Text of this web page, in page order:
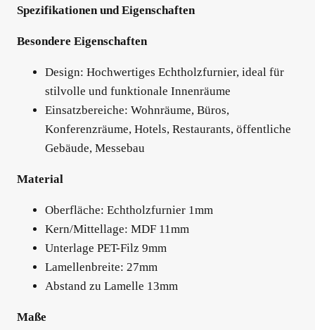
Spezifikationen und Eigenschaften
Besondere Eigenschaften
Design: Hochwertiges Echtholzfurnier, ideal für
stilvolle und funktionale Innenräume
Einsatzbereiche: Wohnräume, Büros,
Konferenzräume, Hotels, Restaurants, öffentliche
Gebäude, Messebau
Material
Oberfläche: Echtholzfurnier 1mm
Kern/Mittellage: MDF 11mm
Unterlage PET-Filz 9mm
Lamellenbreite: 27mm
Abstand zu Lamelle 13mm
Maße